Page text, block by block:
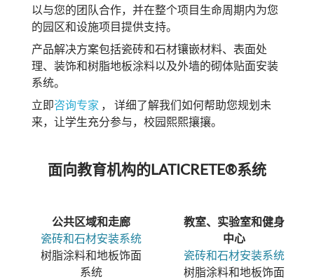
以与您的团队合作，并在整个项目生命周期内为您
的园区和设施项目提供支持。
产品解决方案包括瓷砖和石材镶嵌材料、表面处
理、装饰和树脂地板涂料以及外墙的砌体贴面安装
系统。
立即咨询专家 ， 详细了解我们如何帮助您规划未
来，让学生充分参与，校园熙熙攘攘。
面向教育机构的LATICRETE®系统
公共区域和走廊
瓷砖和石材安装系统
树脂涂料和地板饰面
系统
教室、实验室和健身
中心
瓷砖和石材安装系统
树脂涂料和地板饰面